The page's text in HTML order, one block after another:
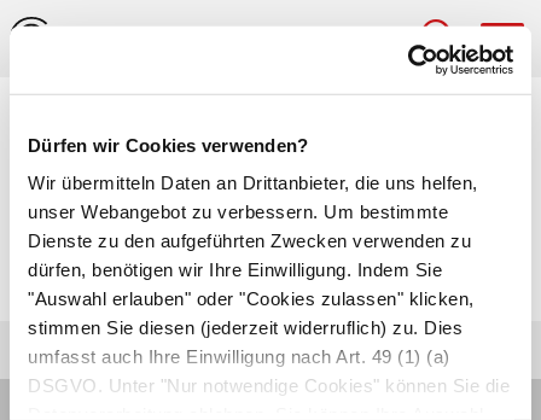
Dürfen wir Cookies verwenden?
Wir übermitteln Daten an Drittanbieter, die uns helfen,
unser Webangebot zu verbessern. Um bestimmte
Dienste zu den aufgeführten Zwecken verwenden zu
dürfen, benötigen wir Ihre Einwilligung. Indem Sie
"Auswahl erlauben" oder "Cookies zulassen" klicken,
stimmen Sie diesen (jederzeit widerruflich) zu. Dies
umfasst auch Ihre Einwilligung nach Art. 49 (1) (a)
DSGVO. Unter "Nur notwendige Cookies" können Sie die
Pensionierungskrankheit
Unterform derreaktiven Depression, die sich
nach dem Austritt aus dem Berufsleben einstellt.